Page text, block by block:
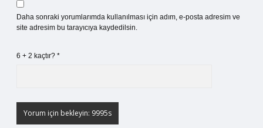
Daha sonraki yorumlarımda kullanılması için adım, e-posta adresim ve
site adresim bu tarayıcıya kaydedilsin.
6 + 2 kaçtır? *